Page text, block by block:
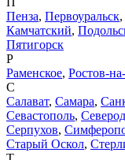
Пенза, Первоуральск,
Камчатский,
Пятигорск
Р
Раменское, Ростов-
С
Салават, Самара,
Севастополь,
Серпухов,
Старый Оскол,